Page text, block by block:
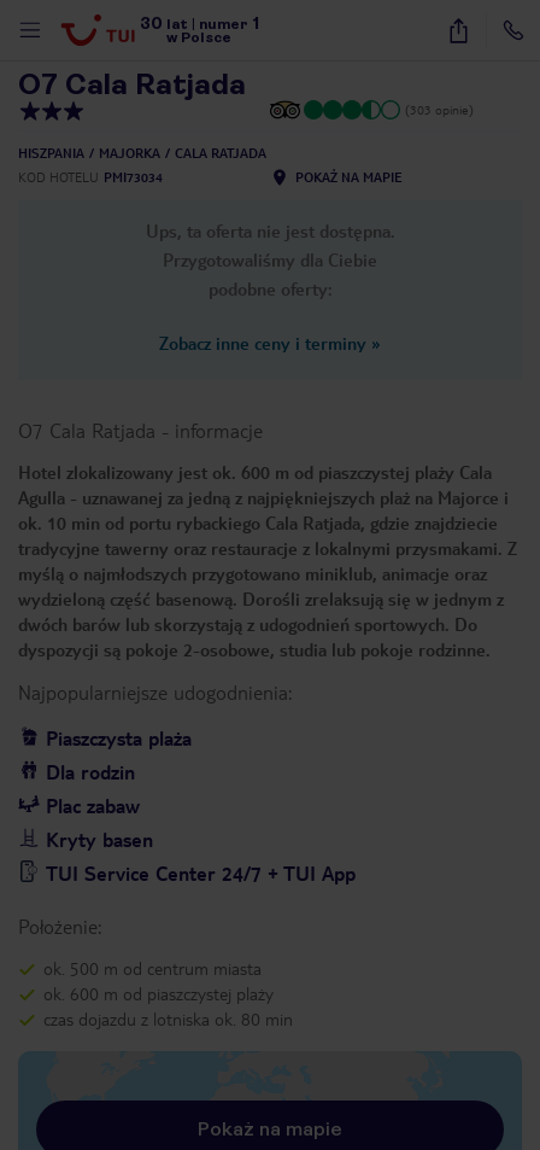
30 lat numer 1
w Polsce
19
O7 Cala Ratjada
(303 opinie)
HISZPANIA MAJORKA
CALA RATJADA
KOD HOTELU PMI73034 POKAŻ NA MAPIE
Ups, ta oferta nie jest dostępna.
Przygotowaliśmy dla Ciebie
podobne oferty:
Zobacz inne ceny i terminy »
O7 Cala Ratjada - informacje
Hotel zlokalizowany jest ok. 600 m od piaszczystej plaży Cala
Agulla - uznawanej za jedną z najpiękniejszych plaż na Majorce i
ok. 10 min od portu rybackiego Cala Ratjada, gdzie znajdziecie
tradycyjne tawerny oraz restauracje z lokalnymi przysmakami. Z
myślą o najmłodszych przygotowano miniklub, animacje oraz
wydzieloną część basenową. Dorośli zrelaksują się w jednym z
dwóch barów lub skorzystają z udogodnień sportowych. Do
dyspozycji są pokoje 2-osobowe, studia lub pokoje rodzinne.
Najpopularniejsze udogodnienia:
Piaszczysta plaża
Dla rodzin
Plac zabaw
Kryty basen
TUI Service Center 24/7 + TUI App
Położenie:
ok. 500 m od centrum miasta
ok. 600 m od piaszczystej plaży
czas dojazdu z lotniska ok. 80 min
Pokaż na mapie